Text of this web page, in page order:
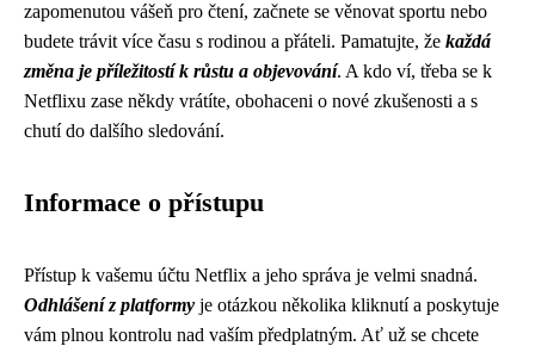
zapomenutou vášeň pro čtení, začnete se věnovat sportu nebo
budete trávit více času s rodinou a přáteli. Pamatujte, že každá
změna je příležitostí k růstu a objevování. A kdo ví, třeba se k
Netflixu zase někdy vrátíte, obohaceni o nové zkušenosti a s
chutí do dalšího sledování.
Informace o přístupu
Přístup k vašemu účtu Netflix a jeho správa je velmi snadná.
Odhlášení z platformy je otázkou několika kliknutí a poskytuje
vám plnou kontrolu nad vaším předplatným. Ať už se chcete